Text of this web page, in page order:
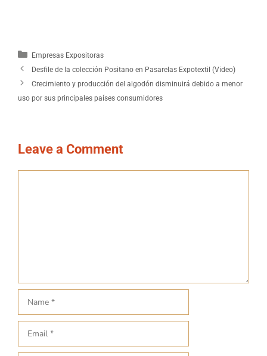
Empresas Expositoras
Desfile de la colección Positano en Pasarelas Expotextil (Video)
Crecimiento y producción del algodón disminuirá debido a menor
uso por sus principales países consumidores
Leave a Comment